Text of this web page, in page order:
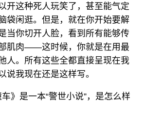
开这种死人玩笑了，甚至能气定
袋闲逛。但是，就在你开始要解
你切开人脸，看到所有能够传
肌肉——这时候，你就是在用最
人。所有这些全都直接呈现在我
说我现在还是这样写。
》是一本“警世小说”，是怎么样